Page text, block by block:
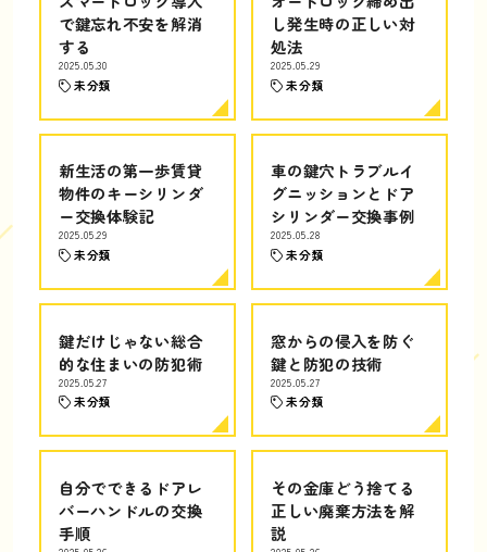
で鍵忘れ不安を解消
する
2025.05.30
未分類
し発生時の正しい対
処法
2025.05.29
未分類
新生活の第一歩賃貸
物件のキーシリンダ
ー交換体験記
2025.05.29
未分類
車の鍵穴トラブルイ
グニッションとドア
シリンダー交換事例
2025.05.28
未分類
鍵だけじゃない総合
的な住まいの防犯術
2025.05.27
未分類
窓からの侵入を防ぐ
鍵と防犯の技術
2025.05.27
未分類
自分でできるドアレ
バーハンドルの交換
手順
その金庫どう捨てる
正しい廃棄方法を解
説